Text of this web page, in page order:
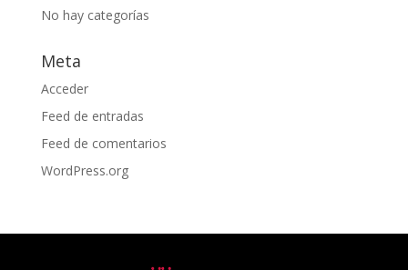
No hay categorías
Meta
Acceder
Feed de entradas
Feed de comentarios
WordPress.org